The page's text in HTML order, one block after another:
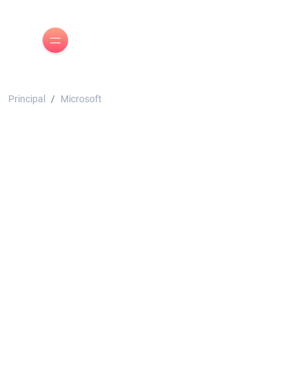
Principal Microsoft